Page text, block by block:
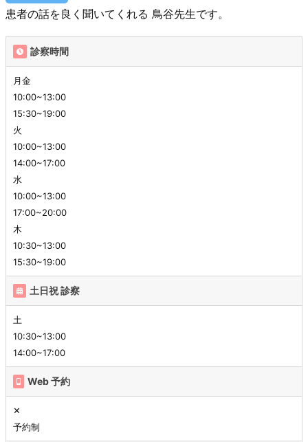
患者の話を良く聞いてくれる 鳥谷先生です。
診察時間
月金
10:00~13:00
15:30~19:00
火
10:00~13:00
14:00~17:00
水
10:00~13:00
17:00~20:00
木
10:30~13:00
15:30~19:00
土日祝 診察
土
10:30~13:00
14:00~17:00
Web 予約
✕
予約制